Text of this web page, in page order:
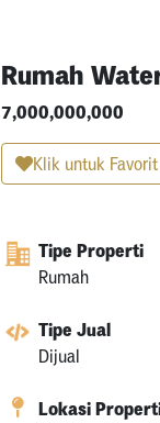
Rumah
7,000,000,000
Klik untuk Favorit
Tipe Properti
Rumah
Tipe Jual
Dijual
Lokasi